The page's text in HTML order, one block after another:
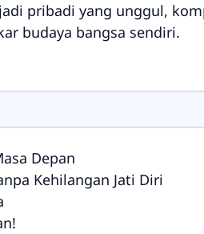
pribadi yang unggul,
budaya bangsa sendiri.
Depan
Kehilangan Jati Diri